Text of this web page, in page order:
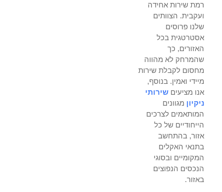
רמת שירות אחידה
ועקבית. הצוותים
שלנו פרוסים
אסטרטגית בכל
האזורים, כך
שהמרחק לא מהווה
מחסום לקבלת שירות
מיידי ואמין. בנוסף,
אנו מציעיםשירותי
ניקיון מגוונים
המותאמים לצרכים
הייחודיים של כל
אזור, בהתחשב
בתנאי האקלים
המקומיים ובסוגי
הנכסים הנפוצים
באזור.